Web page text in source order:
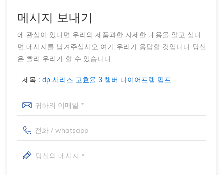
메시지 보내기
에 관심이 있다면 우리의 제품과한 자세한 내용을 알고 싶다
면,메시지를 남겨주십시오 여기,우리가 응답할 것입니다 당신
은 빨리 우리가 할 수 있습니다.
제목 : dp 시리즈 고효율 3 챔버 다이어프램 펌프